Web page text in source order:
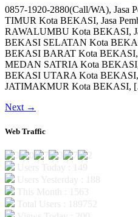
0857-1920-2880(Call/WA), Jasa
TIMUR Kota BEKASI, Jasa
RAWALUMBU Kota BEKASI,
BEKASI SELATAN Kota
BEKASI BARAT Kota BEKASI,
MEDAN SATRIA Kota BEKASI,
BEKASI UTARA Kota BEKASI,
JATIMAKMUR Kota BEKASI,
Next →
Web Traffic